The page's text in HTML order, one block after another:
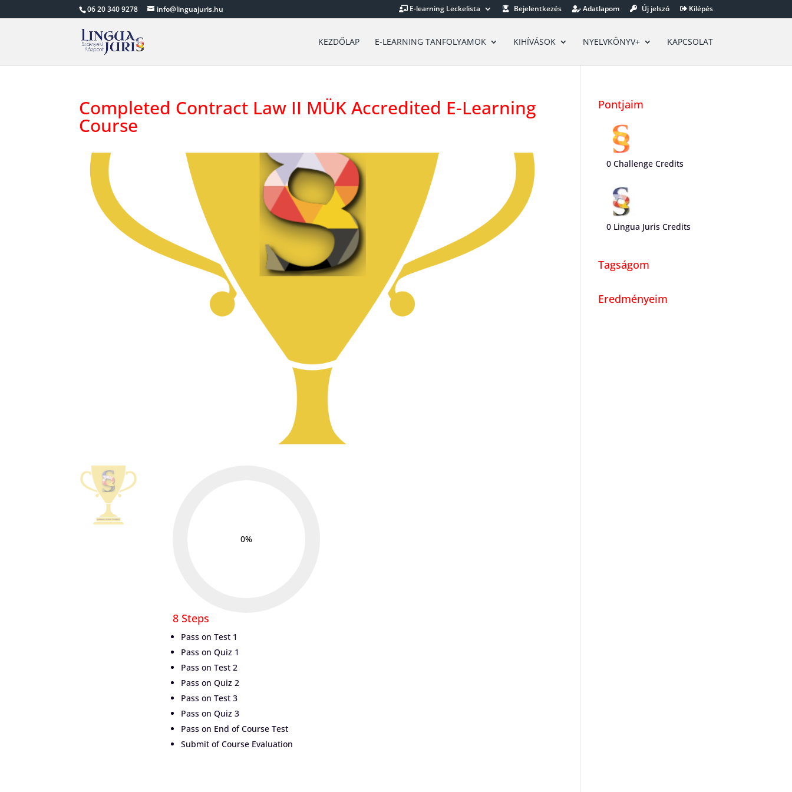
06 20 340 9278 info@linguajuris.hu E-learning Leckelista Bejelentkezés Adatlapom Új jelszó Kilépés
KEZDŐLAP E-LEARNING TANFOLYAMOK KIHÍVÁSOK NYELVKÖNYV+ KAPCSOLAT
Completed Contract Law II MÜK Accredited E-Learning
Course
0%
8 Steps
Pass on Test 1
Pass on Quiz 1
Pass on Test 2
Pass on Quiz 2
Pass on Test 3
Pass on Quiz 3
Pass on End of Course Test
Submit of Course Evaluation
Pontjaim
0 Challenge Credits
0 Lingua Juris Credits
Tagságom
Eredményeim